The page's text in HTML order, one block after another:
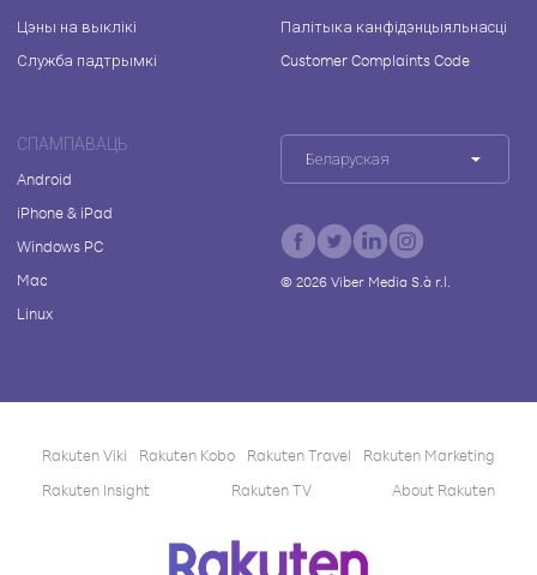
Цэны на выклікі
Служба падтрымкі
Палітыка канфідэнцыяльнасці
Customer Complaints Code
СПАМПАВАЦЬ
Android
iPhone & iPad
Windows PC
Mac
Linux
Беларуская
© 2026Viber Media S.à r.l.
Rakuten Viki Rakuten Kobo Rakuten Travel
Rakuten Marketing
Rakuten Insight
Rakuten TV About Rakuten